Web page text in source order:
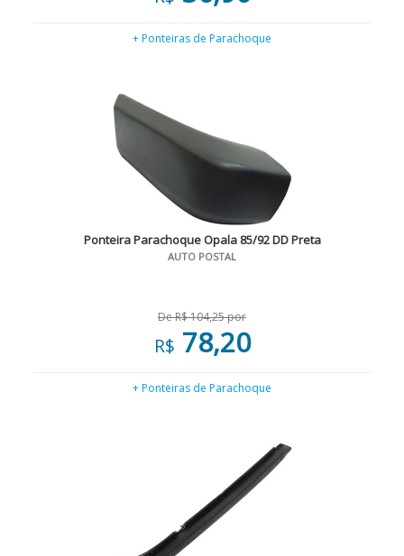
+ Ponteiras de Parachoque
Ponteira Parachoque Opala 85/92 DD Preta
AUTO POSTAL
De R$ 104,25 por
R$ 78,20
+ Ponteiras de Parachoque